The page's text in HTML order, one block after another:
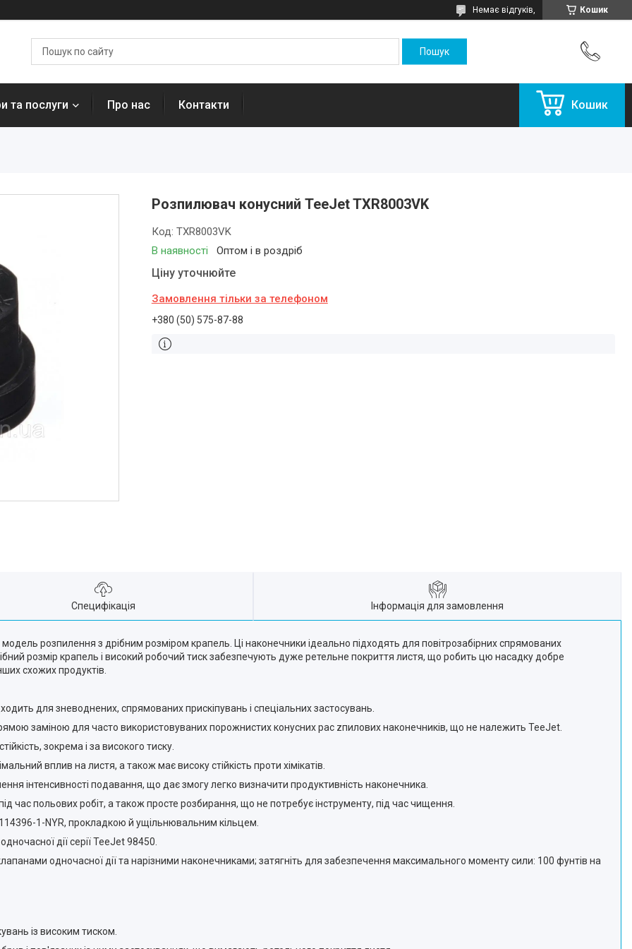
Кошик
Немає відгуків,
та послуги Про нас Контакти Кошик
Розпилювач конусний TeeJet TXR8003VK
В наявності Оптом і в роздріб
Код: TXR8003VK
Ціну уточнюйте
Замовлення тільки за телефоном
+380 (50) 575-87-88
Специфікація Інформація для замовлення
розпилення з дрібним розміром крапель. Ці наконечники ідеально підходять для повітрозабірних спрямованих
розмір крапель і високий робочий тиск забезпечують дуже ретельне покриття листя, що робить цю насадку добре
схожих продуктів.
для зневоднених, спрямованих прискіпувань і спеціальних застосувань.
заміною для часто використовуваних порожнистих конусних рас zпилових наконечників, що не належить TeeJet.
зокрема і за високого тиску.
вплив на листя, а також має високу стійкість проти хімікатів.
інтенсивності подавання, що дає змогу легко визначити продуктивність наконечника.
час польових робіт, а також просте розбирання, що не потребує інструменту, під час чищення.
1-NYR, прокладкою й ущільнювальним кільцем.
дії серії TeeJet 98450.
одночасної дії та нарізними наконечниками; затягніть для забезпечення максимального моменту сили: 100 фунтів на
із високим тиском.